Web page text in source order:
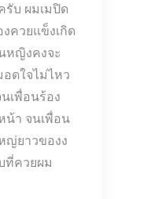
รับ ผมเมปิด
ควยแข็งเกิด
หญิงคงจะ
ดใจไม่ไหว
เพื่อนร้อง
น้า จนเพื่อน
ญ่ยาวของง
ที่ควยผม